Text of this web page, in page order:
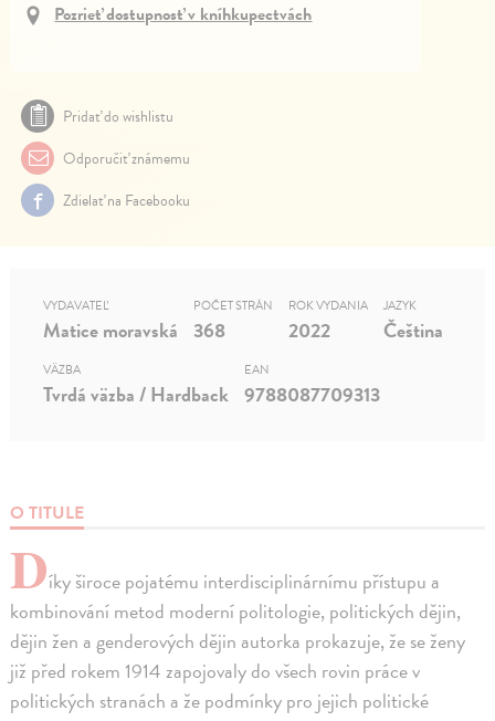
Pozrieť dostupnosť v kníhkupectvách
Pridať do wishlistu
Odporučiť známemu
Zdielať na Facebooku
O TITULE
Díky široce pojatému interdisciplinárnímu přístupu a
kombinování metod moderní politologie, politických dějin,
dějin žen a genderových dějin autorka prokazuje, že se ženy
již před rokem 1914 zapojovaly do všech rovin práce v
politických stranách a že podmínky pro jejich politické
VYDAVATEĽ
Matice moravská
POČET STRÁN
368
ROK VYDANIA
2022
JAZYK
Čeština
VÄZBA
Tvrdá väzba / Hardback
EAN
9788087709313